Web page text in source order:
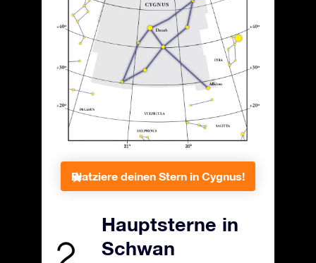
Platziere deinen Stern in Cygnus!
Hauptsterne in
Schwan